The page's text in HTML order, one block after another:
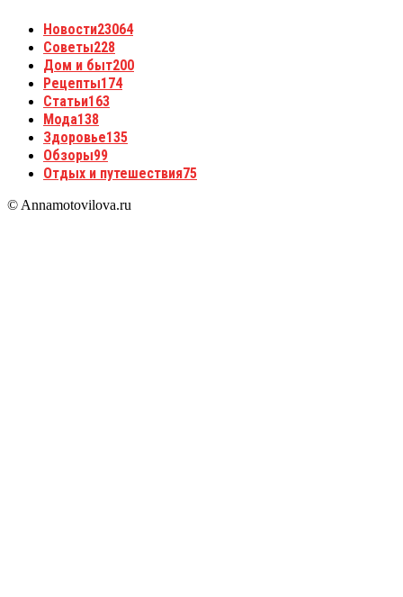
Новости23064
Советы228
Дом и быт200
Рецепты174
Статьи163
Мода138
Здоровье135
Обзоры99
Отдых и путешествия75
© Annamotovilova.ru